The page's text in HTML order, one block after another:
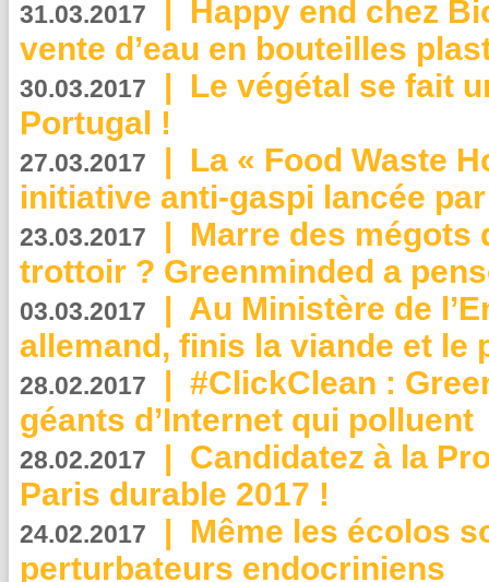
31.03.2017 | Happy end chez
vente d’eau en bouteilles
30.03.2017 | Le végétal se fait
Portugal !
27.03.2017 | La « Food Waste
initiative anti-gaspi lancée
23.03.2017 | Marre des mégots
trottoir ? Greenminded a
03.03.2017 | Au Ministère de
allemand, finis la viande et le
28.02.2017 | #ClickClean :
géants d’Internet qui polluent
28.02.2017 | Candidatez à la
Paris durable 2017 !
24.02.2017 | Même les écolos
perturbateurs endocriniens